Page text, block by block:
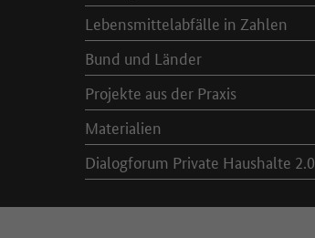
Lebensmittelabfälle in Zahlen
Bund und Länder
Projekte aus der Praxis
Materialien
Dialogforum Private Haushalte 2.0